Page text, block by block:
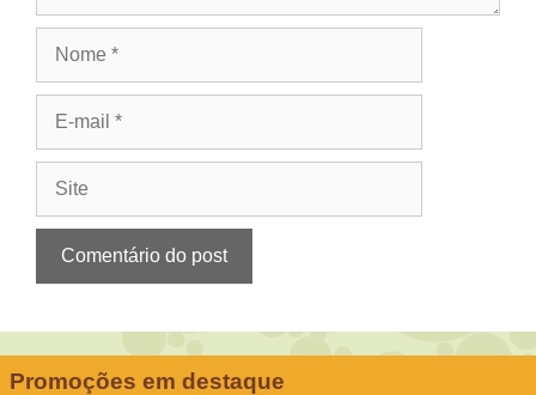
Promoções em destaque